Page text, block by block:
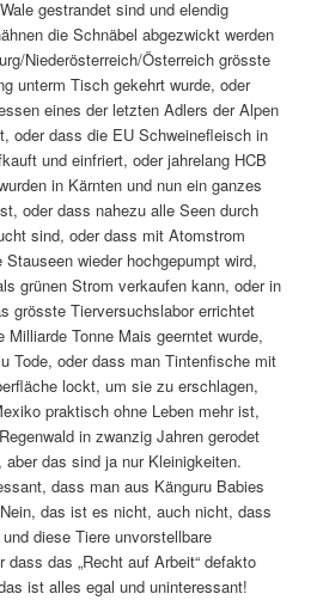
gestrandet sind und elendig
die Schnäbel abgezwickt werden
Niederösterreich/Österreich grösste
unterm Tisch gekehrt wurde, oder
eines der letzten Adlers der Alpen
oder dass die EU Schweinefleisch in
und einfriert, oder jahrelang HCB
in Kärnten und nun ein ganzes
oder dass nahezu alle Seen durch
sind, oder dass mit Atomstrom
wieder hochgepumpt wird,
grünen Strom verkaufen kann, oder in
grösste Tierversuchslabor errichtet
Milliarde Tonne Mais geerntet wurde,
Tode, oder dass man Tintenfische mit
lockt, um sie zu erschlagen,
praktisch ohne Leben mehr ist,
in zwanzig Jahren gerodet
aber das sind ja nur Kleinigkeiten.
dass man aus Känguru Babies
das ist es nicht, auch nicht, dass
diese Tiere unvorstellbare
dass das „Recht auf Arbeit“ defakto
ist alles egal und uninteressant!